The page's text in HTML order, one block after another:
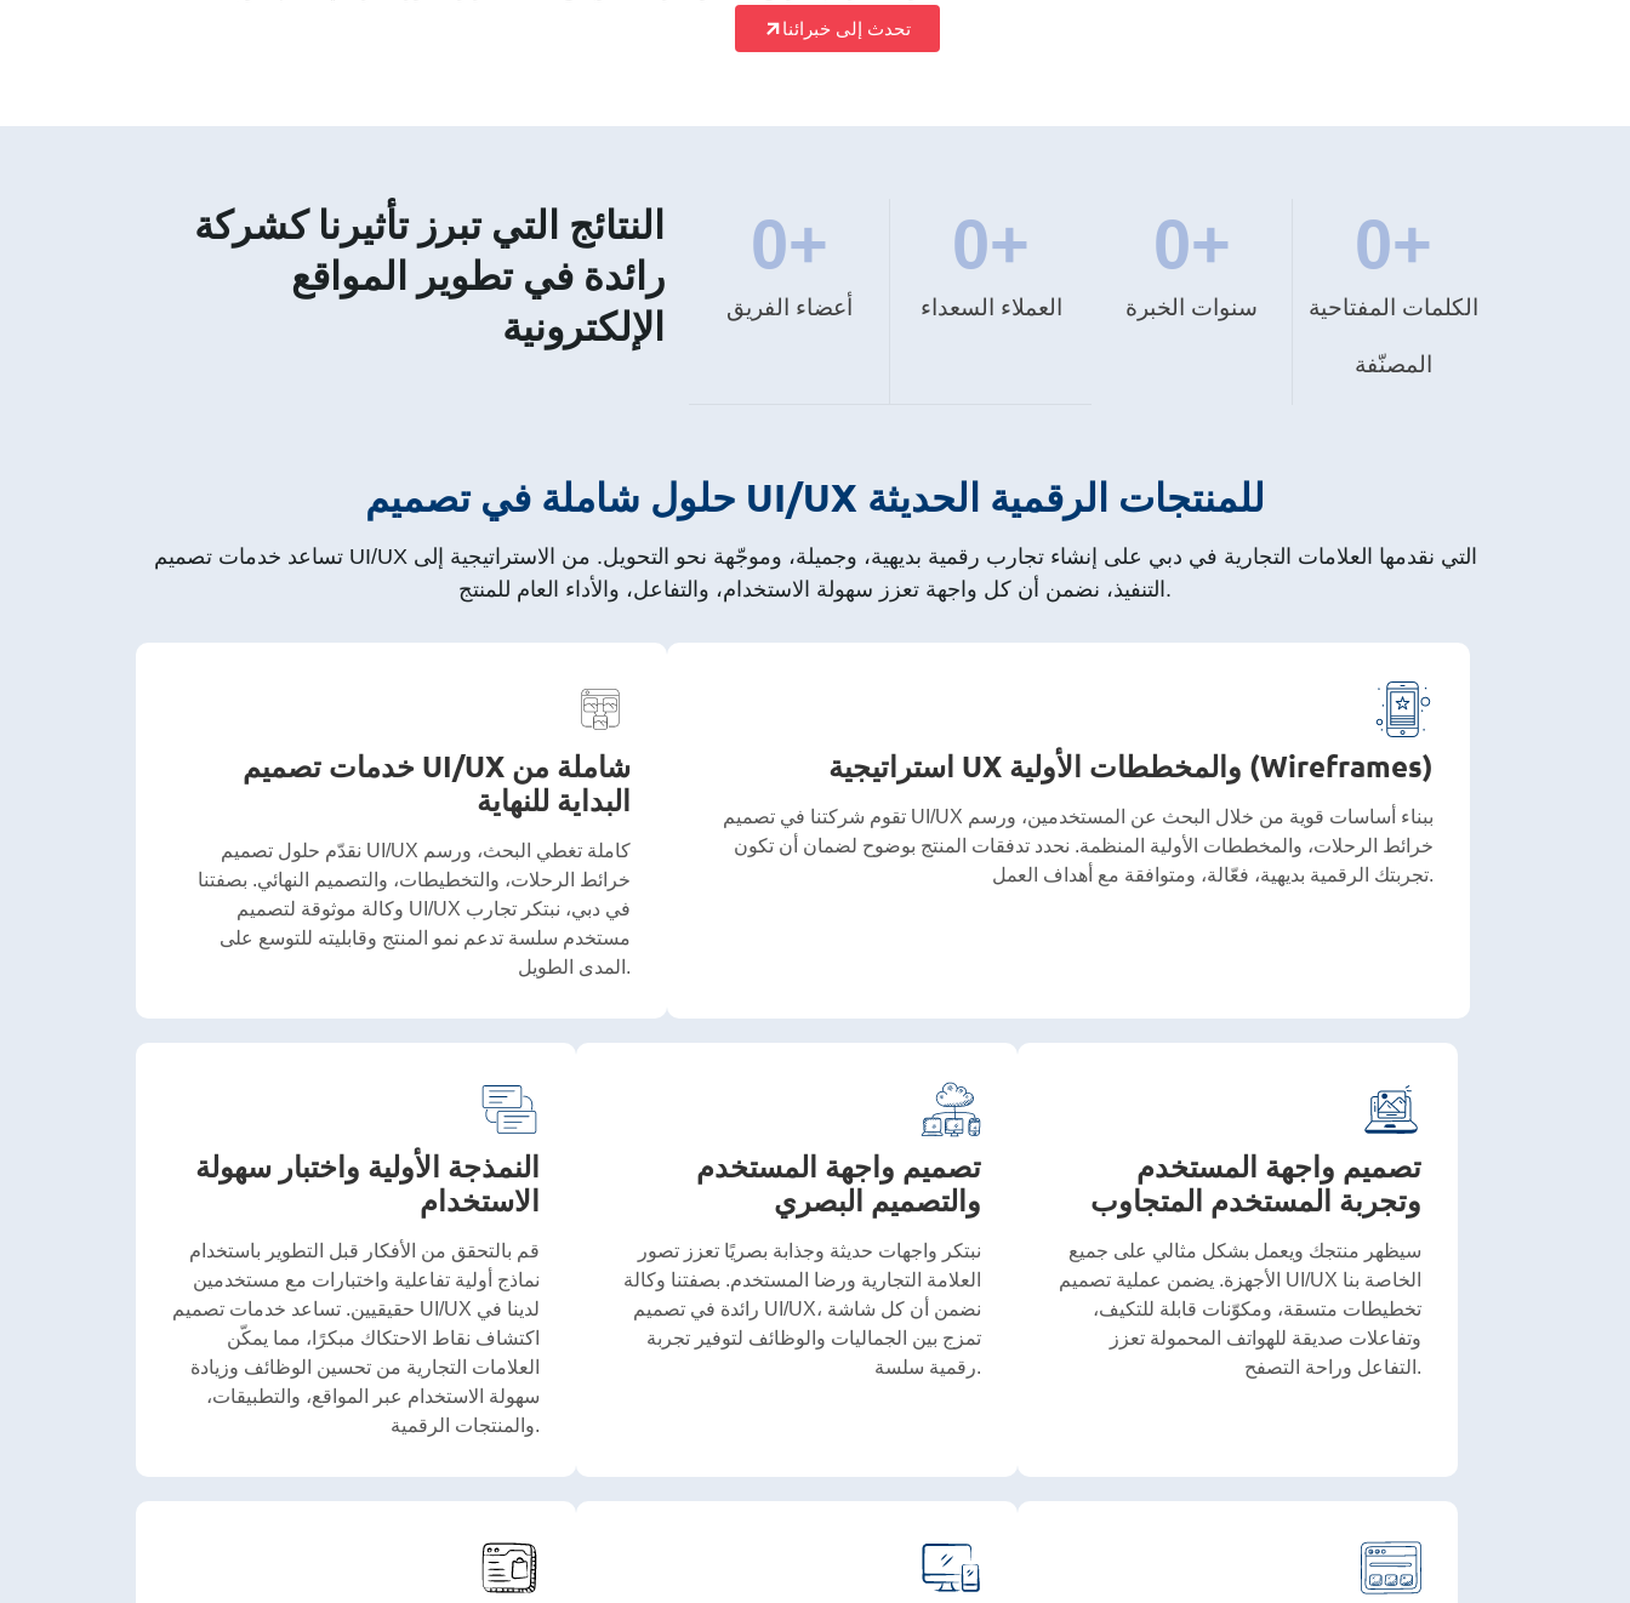
تحدث إلى خبرائنا
النتائج التي تبرز تأثيرنا كشركة
رائدة في تطوير المواقع
الإلكترونية
أعضاء الفريق
0+
العملاء السعداء
0+
سنوات الخبرة
0+
الكلمات المفتاحية
المصنّفة
0+
حلول شاملة في تصميم UI/UX للمنتجات الرقمية الحديثة
تساعد خدمات تصميم UI/UX التي نقدمها العلامات التجارية في دبي على إنشاء تجارب رقمية بديهية، وجميلة، وموجّهة نحو التحويل. من الاستراتيجية إلى
التنفيذ، نضمن أن كل واجهة تعزز سهولة الاستخدام، والتفاعل، والأداء العام للمنتج.
خدمات تصميم UI/UX شاملة من
البداية للنهاية
نقدّم حلول تصميم UI/UX كاملة تغطي البحث، ورسم
خرائط الرحلات، والتخطيطات، والتصميم النهائي. بصفتنا
وكالة موثوقة لتصميم UI/UX في دبي، نبتكر تجارب
مستخدم سلسة تدعم نمو المنتج وقابليته للتوسع على
المدى الطويل.
استراتيجية UX والمخططات الأولية (Wireframes)
تقوم شركتنا في تصميم UI/UX ببناء أساسات قوية من خلال البحث عن المستخدمين، ورسم
خرائط الرحلات، والمخططات الأولية المنظمة. نحدد تدفقات المنتج بوضوح لضمان أن تكون
تجربتك الرقمية بديهية، فعّالة، ومتوافقة مع أهداف العمل.
النمذجة الأولية واختبار سهولة
الاستخدام
قم بالتحقق من الأفكار قبل التطوير باستخدام
نماذج أولية تفاعلية واختبارات مع مستخدمين
حقيقيين. تساعد خدمات تصميم UI/UX لدينا في
اكتشاف نقاط الاحتكاك مبكرًا، مما يمكّن
العلامات التجارية من تحسين الوظائف وزيادة
سهولة الاستخدام عبر المواقع، والتطبيقات،
والمنتجات الرقمية.
تصميم واجهة المستخدم
والتصميم البصري
نبتكر واجهات حديثة وجذابة بصريًا تعزز تصور
العلامة التجارية ورضا المستخدم. بصفتنا وكالة
رائدة في تصميم UI/UX، نضمن أن كل شاشة
تمزج بين الجماليات والوظائف لتوفير تجربة
رقمية سلسة.
تصميم واجهة المستخدم
وتجربة المستخدم المتجاوب
سيظهر منتجك ويعمل بشكل مثالي على جميع
الأجهزة. يضمن عملية تصميم UI/UX الخاصة بنا
تخطيطات متسقة، ومكوّنات قابلة للتكيف،
وتفاعلات صديقة للهواتف المحمولة تعزز
التفاعل وراحة التصفح.